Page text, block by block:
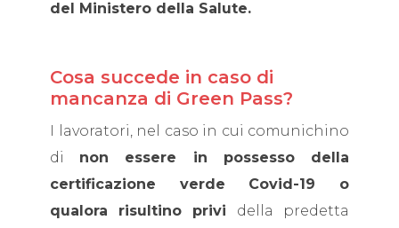
del Ministero della Salute.
Cosa succede in caso di
mancanza di Green Pass?
I lavoratori, nel caso in cui comunichino
di non essere in possesso della
certificazione verde Covid-19 o
qualora risultino privi della predetta